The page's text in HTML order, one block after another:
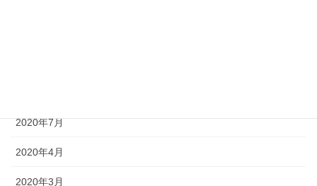
2020年7月
2020年4月
2020年3月